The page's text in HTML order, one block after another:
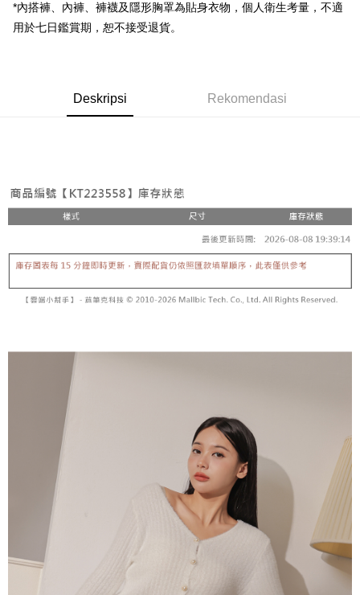
OP Pay Later
Deskripsi
pengguna Taiwan Mobile tanpa memerlukan permohonan tambahan.
disahkan.
Had kredit yang diluluskan, tempoh ansuran yang tersedia, dan yuran
yang dikenakan adalah tertakluk kepada maklumat yang dinyatakan
pada halaman pengesahan transaksi seterusnya.
Jika transaksi tidak disahkan dalam masa 30 minit selepas pesanan
dibuat, atau jika permohonan gagal dalam proses semakan, pesanan
[Arahan Pembayaran]
Pembayaran ansuran melalui OP Pay Later akan dibilkan secara
berasingan dan tidak termasuk dalam bil telekom anda. SMS peringatan
pembayaran akan dihantar selepas kitaran bil bulanan.
Selepas mengakses bil melalui pautan dalam SMS, anda boleh
menyelesaikan pembayaran anda melalui salah satu saluran berikut: kod
bar kedai serbaneka, kedai runcit Taiwan Mobile, pemindahan bank,
[Nota Penting]
Perkhidmatan ini disediakan oleh Taiwan Mobile Co., Ltd. (“Syarikat”),
yang membolehkan pelanggan membeli barangan atau perkhidmatan
melalui perkhidmatan ini pada masa transaksi. Hasil daripada pembelian
Pertama, Mengenai Perkhidmatan AFTEE Beli Sekarang Bayar Kemudian
1. Dengan memilih AFTEE sebagai kaedah pembayaran, mesej
4. Setelah pesanan disahkan, anda akan menerima SMS pembayaran
manakala ahli aplikasi akan menerima pemberitahuan tolak aplikasi
5. Tiada bayaran diperlukan apabila anda menerima produk. Sila buat
dalam talian dengan SMS pembayaran atau pemberitahuan tolak aplikasi
Sila ambil perhatian bahawa tempoh pembayaran adalah 14 hari. Walau
sehingga 45 hari.
Tempoh pembayaran dikira dari masa kedai meminta pembayaran anda,
ditambah dengan bilangan hari yang boleh dilanjutkan oleh AFTEE. Anda
boleh melanjutkan tempoh pembayaran anda sebelum anda menerima
pesanan. Walau bagaimanapun, tiada jaminan bahawa anda boleh
menerima pesanan anda semasa tempoh pembayaran (cth.: produk
prapesanan atau produk yang mungkin mengambil masa yang lebih
lama untuk dihantar). Oleh itu, anda dikehendaki membuat pembayaran
kepada AFTEE dalam tempoh sama ada anda menerima pesanan.
Kedua, Sekatan Pembayaran
1. Jumlah yang diperakui untuk pengguna kali pertama boleh sehingga
NT$10,000. Amaun diperakui sebenar yang diluluskan akan berdasarkan
keputusan pensijilan dan semakan oleh AFTEE.
2. Amaun perbelanjaan minimum mestilah lebih besar daripada NT$20.
Pemindahan ATM
NT$60/pesanan | Penghantaran percuma untuk pesanan
NT$1,800 atau lebih
NT$60/pesanan | Penghantaran percuma untuk pesanan
NT$1,600 atau lebih
已關閉，請勿下單(付取)
NT$10,000/pesanan
7-11取貨付款
NT$60/pesanan | Penghantaran percuma untuk pesanan
NT$1,800 atau lebih
付款後7-11取貨
NT$60/pesanan | Penghantaran percuma untuk pesanan
NT$1,600 atau lebih
宅配
NT$100/pesanan | Penghantaran percuma untuk pesanan
*內搭褲、內褲、褲襪及隱形胸罩為貼身衣物，個人衛生考量，不適
用於七日鑑賞期，恕不接受退貨。
Deskripsi Rekomendasi